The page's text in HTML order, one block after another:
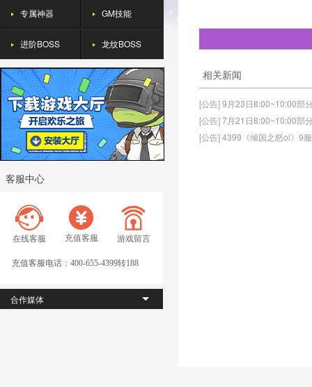
专属神器 GM技能
进阶BOSS 龙纹BOSS
客服中心
在线客服 充值客服 游戏留言
充值客服电话：400-655-4399转188
合作媒体
相关新闻
[公告] 9月23日8:00~10:00部
[公告] 7月21日8:00~10:00部
[公告] 4399《倾国之怒ol》9